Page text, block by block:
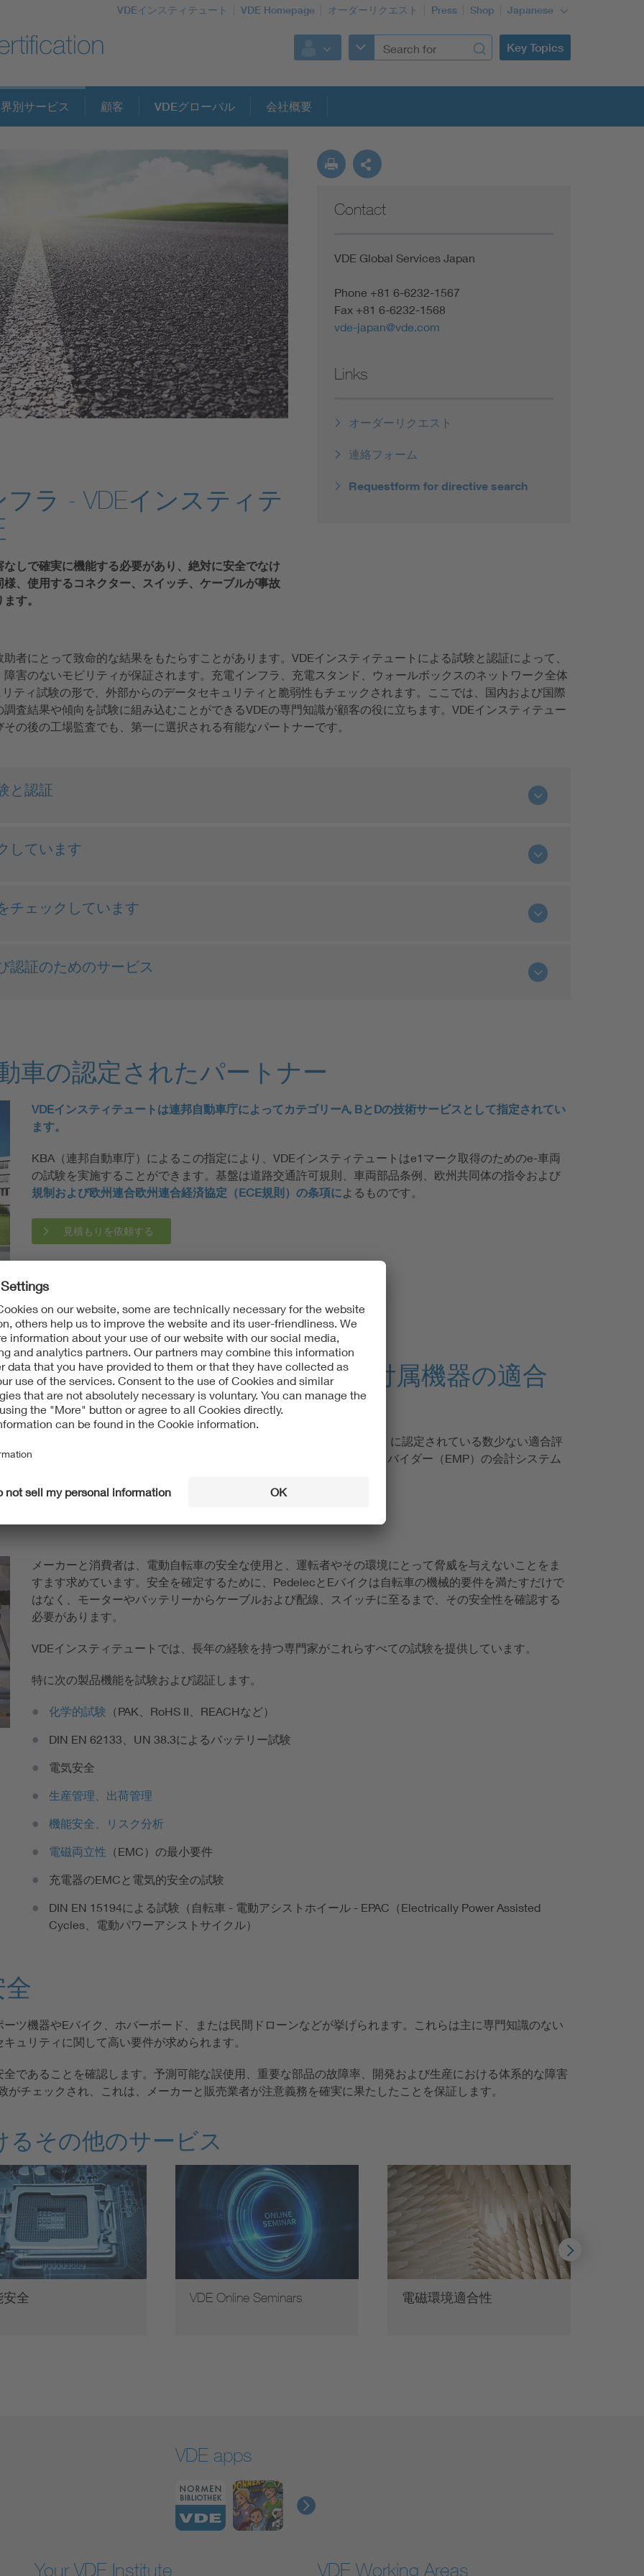
VDEインスティテュート VDE Homepage オーダーリクエスト Press Shop Japanese
Key Topics
別サービス 顧客 VDEグローバル 会社概要
ラ - VDEインスティテ
しで確実に機能する必要があり、絶対に安全でなけ
、使用するコネクター、スイッチ、ケーブルが事故
す。
Contact
VDE Global Services Japan
Phone +81 6-6232-1567
Fax +81 6-6232-1568
vde-japan@vde.com
Links
オーダーリクエスト
連絡フォーム
Requestform for directive search
者にとって致命的な結果をもたらすことがあります。VDEインスティテュートによる試験と認証によって、
害のないモビリティが保証されます。充電インフラ、充電スタンド、ウォールボックスのネットワーク全体
ティ試験の形で、外部からのデータセキュリティと脆弱性もチェックされます。ここでは、国内および国際
査結果や傾向を試験に組み込むことができるVDEの専門知識が顧客の役に立ちます。VDEインスティテュー
の後の工場監査でも、第一に選択される有能なパートナーです。
と認証
しています
チェックしています
認証のためのサービス
車の認定されたパートナー
VDEインスティテュートは連邦自動車庁によってカテゴリーA, BとDの技術サービスとして指定されてい
ます。
KBA（連邦自動車庁）によるこの指定により、VDEインスティテュートはe1マーク取得のためのe-車両
の試験を実施することができます。基盤は道路交通許可規則、車両部品条例、欧州共同体の指令および
規制および欧州連合欧州連合経済協定（ECE規則）の条項によるものです。
見積もりを依頼する
用分野における測定機器および付属機器の適合
て測定器カテゴリー「Eモビリティ使用分野の測定機器および補助機器」に認定されている数少ない適合評
をチャージングポイントオペレーター（CPO）またはEモビリティープロバイダー（EMP）の会計システム
メーカーと消費者は、電動自転車の安全な使用と、運転者やその環境にとって脅威を与えないことをま
すます求めています。安全を確定するために、PedelecとEバイクは自転車の機械的要件を満たすだけで
はなく、モーターやバッテリーからケーブルおよび配線、スイッチに至るまで、その安全性を確認する
必要があります。
VDEインスティテュートでは、長年の経験を持つ専門家がこれらすべての試験を提供しています。
特に次の製品機能を試験および認証します。
化学的試験 （PAK、RoHS II、REACHなど）
DIN EN 62133、UN 38.3によるバッテリー試験
電気安全
生産管理、出荷管理
機能安全、リスク分析
電磁両立性 （EMC）の最小要件
充電器のEMCと電気的安全の試験
DIN EN 15194による試験（自転車 - 電動アシストホイール - EPAC（Electrically Power Assisted
Cycles、電動パワーアシストサイクル）
ツ機器やEバイク、ホバーボード、または民間ドローンなどが挙げられます。これらは主に専門知識のない
ュリティに関して高い要件が求められます。
であることを確認します。予測可能な誤使用、重要な部品の故障率、開発および生産における体系的な障害
チェックされ、これは、メーカーと販売業者が注意義務を確実に果たしたことを保証します。
その他のサービス
安全 VDE Online Seminars 電磁環境適合性
VDE apps
Your VDE Institute VDE Working Areas